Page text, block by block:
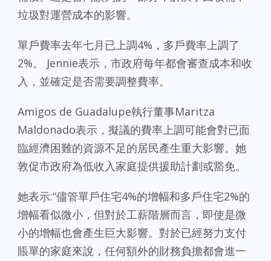
垃圾對運營成本的影響。
單戶費率去年七月已上調4%，多戶費率上調了
2%。 Jennie表示，市政府每年都會審查成本和收
入，並確定是否需要調整費率。
Amigos de Guadalupe執行董事Maritza
Maldonado表示，擬議的費率上調可能會對已面
臨經濟困難的資源不足的居民產生重大影響。她
敦促市政府為低收入家庭提供援助計劃或豁免。
她表示:“儘管單戶住宅4%的增幅和多戶住宅2%的
增幅看似微小，但對於工薪階層而言，即使是微
小的增幅也會產生巨大影響。對於已經努力支付
賬單的家庭來說，任何額外的財務負擔都會進一